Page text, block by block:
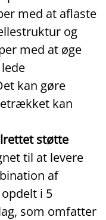
med at aflaste
og
med at øge
kan gøre
kan
støtte
til at levere
af
i 5
som omfatter